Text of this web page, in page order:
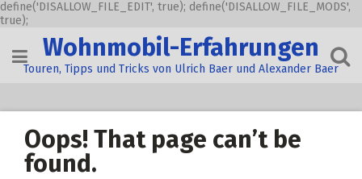
define('DISALLOW_FILE_EDIT', true); define('DISALLOW_FILE_MODS',
true);
content
Wohnmobil-Erfahrungen
Touren, Tipps und Tricks von Ulrich Baer und Alexander Baer
Oops! That page can’t be
found.